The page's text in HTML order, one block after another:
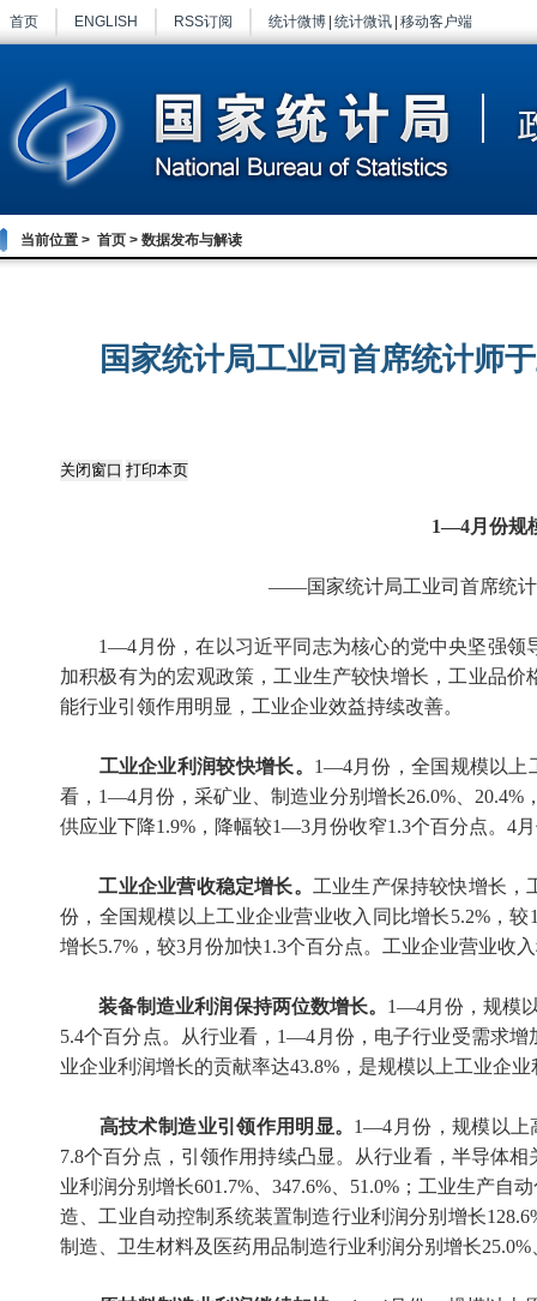
首页 ENGLISH RSS订阅 统计微博 统计微讯 移动客户端
当前位置 > 首页 > 数据发布与解读
国家统计局工业司首席统计师
1—4月份规
——国家统计局工业司首席统
1—4 月份，在以习近平同志为核心的党中央坚强
加积极有为的宏观政策，工业生产较快增长，工业品
能行业引领作用明显，工业企业效益持续改善。
工业企业利润较快增长。 1—4月份，全国规模以上
看， 1—4月份，采矿业、制造业分别增长26.0%、 20.4%
供应业下降1.9% ，降幅较1—3月份收窄1.3个百分点。 4
工业企业营收稳定增长。 工业生产保持较快增长，
份，全国规模以上工业企业营业收入同比增长5.2%，较
增长5.7% ，较3月份加快1.3个百分点。工业企业营业收
装备制造业利润保持两位数增长。 1—4月份，规模
5.4个百分点。从行业看， 1—4 月份，电子行业受需求
业企业利润增长的贡献率达43.8% ，是规模以上工业企
高技术制造业引领作用明显。 1—4 月份，规模以
7.8个百分点，引领作用持续凸显。从行业看，半导体
业利润分别增长601.7% 、347.6% 51.0% ；工业生产自
造、工业自动控制系统装置制造行业利润分别增长
制造、卫生材料及医药用品制造行业利润分别增长25.0%